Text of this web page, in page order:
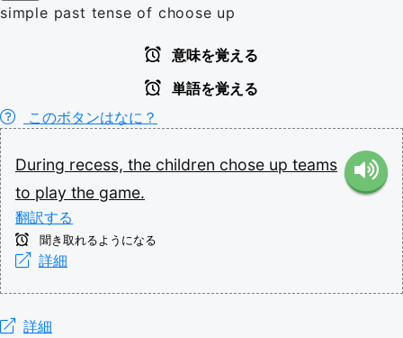
simple past tense of choose up
意味を覚える
単語を覚える
このボタンはなに？
During recess, the children chose up teams
to play the game.
翻訳する
聞き取れるようになる
詳細
詳細